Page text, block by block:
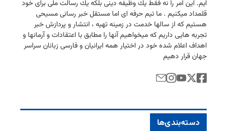
ایم. این امر را نه فقط یك وظیفه دینی بلكه یك رسالت ملی برای خود
قلمداد میكنیم . ما تیم حرفه ای اما مستقل خبر رسانی مسیحی
هستیم كه از سالها خدمت در زمینه تهیه ، انتشار و پردازش خبر
تجربه هایی داریم كه میخواهیم آنها را مطابق با اعتقادات و آرمانها و
اهداف اعلام شده خود در اختیار همه ایرانیان و فارسی زبانان سراسر
جهان قرار دهیم
دسته‌بندی‌ها